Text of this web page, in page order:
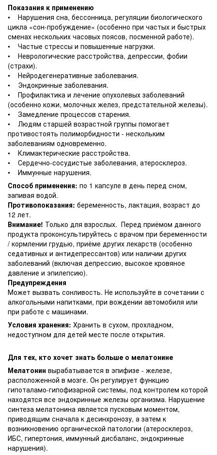
Показания к применению
• Нарушения сна, бессонница, регуляции биологического
цикла «сон-пробуждение» (особенно при частых и быстрых
сменах нескольких часовых поясов, посменной работе).
• Частые стрессы и повышенные нагрузки.
• Неврологические расстройства, депрессии, фобии
(страхи).
• Нейродегенеративные заболевания.
• Эндокринные заболевания.
• Профилактика и лечение опухолевых заболеваний
(особенно кожи, молочных желез, предстательной железы).
• Замедление процессов старения.
• Людям старшей возрастной группы помогает
противостоять полиморбидности - нескольким
заболеваниям одновременно.
• Климактерические расстройства.
• Сердечно-сосудистые заболевания, атеросклероз.
• Иммунные нарушения.
Способ применения: по 1 капсуле в день перед сном,
запивая водой.
Противопоказания: беременность, лактация, возраст до
12 лет.
Внимание! Только для взрослых. Перед приёмом данного
продукта проконсультируйтесь с врачом при беременности
/ кормлении грудью, приёме других лекарств (особенно
седативных и антидепрессантов) или наличии других
заболеваний (включая депрессию, высокое кровяное
давление и эпилепсию).
Предупреждения
Может вызвать сонливость. Не используйте в сочетании с
алкогольными напитками, при вождении автомобиля или
при работе с машинами.
Условия хранения: Хранить в сухом, прохладном,
недоступном для детей месте после открытия.
Для тех, кто хочет знать больше о мелатонине
Мелатонин вырабатывается в эпифизе - железе,
расположенной в мозге. Он регулирует функцию
гипоталамо-гипофизарной системы, под контролем которой
находятся все эндокринные железы организма. Нарушение
синтеза мелатонина является пусковым моментом,
приводящим сначала к десинхронозу, а затем к
возникновению органической патологии (атеросклероз,
ИБС, гипертония, иммунный дисбаланс, эндокринные
нарушения).